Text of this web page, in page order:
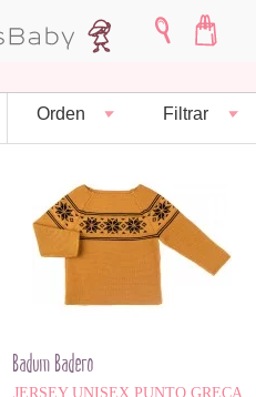
Orden Filtrar
Badum Badero
JERSEY UNISEX PUNTO GRECA